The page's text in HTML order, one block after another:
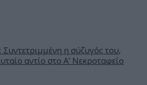
Συντετριμμένη η σύζυγός του,
αντίο στο Α’ Νεκροταφείο